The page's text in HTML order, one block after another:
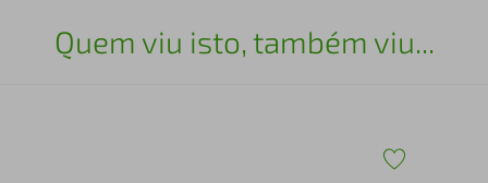
Quem viu isto, também viu...